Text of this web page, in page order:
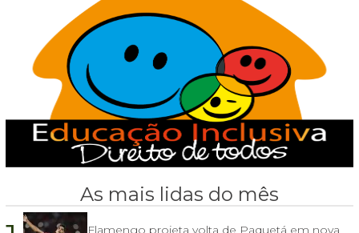
As mais lidas do mês
Flamengo projeta volta de Paquetá em nova